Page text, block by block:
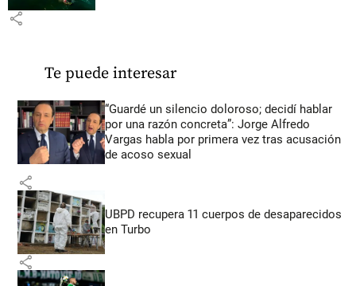
share
Te puede interesar
“Guardé un silencio doloroso; decidí hablar
por una razón concreta”: Jorge Alfredo
Vargas habla por primera vez tras acusación
de acoso sexual
share
UBPD recupera 11 cuerpos de desaparecidos
en Turbo
share